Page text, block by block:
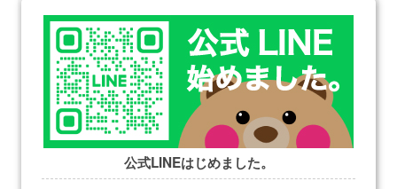
Concept
公式LINEはじめました。